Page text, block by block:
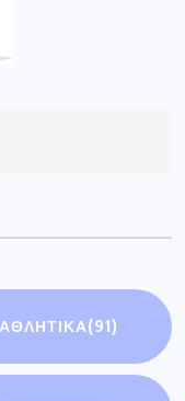
ΑΘΛΗΤΙΚΆ(91)